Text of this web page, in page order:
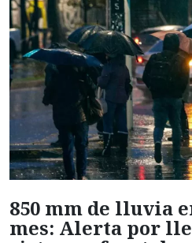
850 mm de lluvia
mes: Alerta por